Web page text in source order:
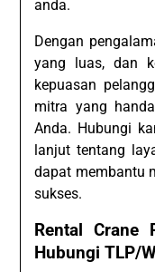
anda.
Dengan
yang luas, dan
kepuasan
mitra yang
Anda. Hubungi
lanjut tentang
dapat membantu
sukses.
Rental Crane
Hubungi TLP/